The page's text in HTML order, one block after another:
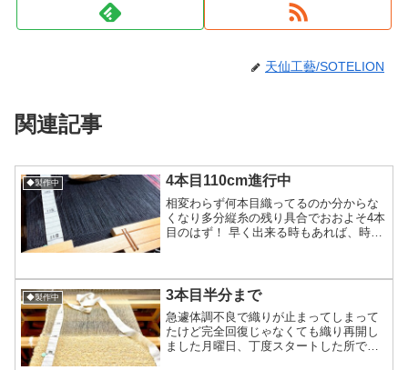
天仙工藝/SOTELION
関連記事
◆製作中 4本目110cm進行中
相変わらず何本目織ってるのか分からな
くなり多分縦糸の残り具合でおおよそ4本
目のはず！ 早く出来る時もあれば、時間
この感じだと、月曜日に180cm付近まで
行き火...
◆製作中 3本目半分まで
急遽体調不良で織りが止まってしまって
たけど完全回復じゃなくても織り再開し
ました月曜日、丁度スタートした所で止